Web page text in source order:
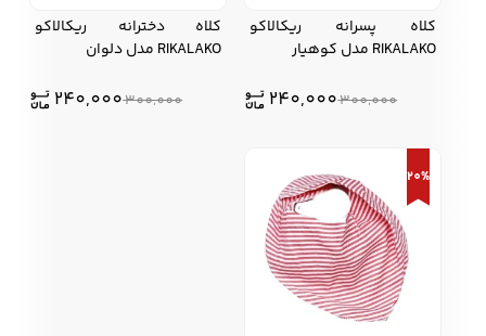
کلاه پسرانه ریکالاکو
RIKALAKO مدل کوهیار
300,000
240,000
کلاه دخترانه ریکالاکو
RIKALAKO مدل دلوان
300,000
240,000
20%